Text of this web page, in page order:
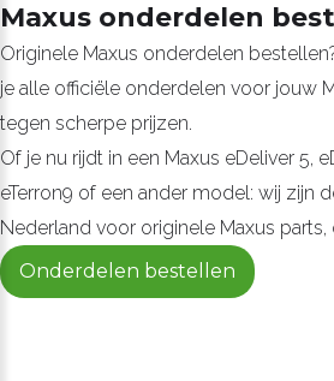
Maxus onderdelen
Originele Maxus onderdelen
je alle officiële onderdelen voor jouw
tegen scherpe prijzen.
Of je nu rijdt in een Maxus eDeliver 5,
eTerron9 of een ander model: wij zijn
Nederland voor originele Maxus
Onderdelen bestellen